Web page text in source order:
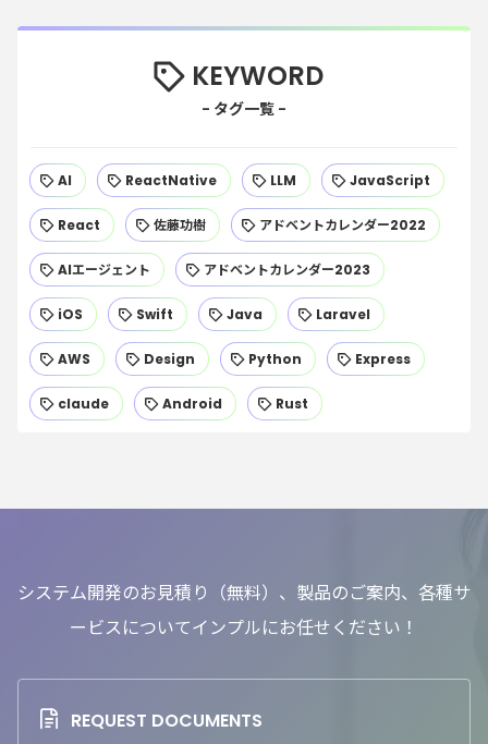
KEYWORD
AI ReactNative LLM JavaScript
React 佐藤功樹 アドベントカレンダー2022
AIエージェント アドベントカレンダー2023
iOS Swift Java Laravel
AWS Design Python Express
claude Android Rust
システム開発のお見積り（無料）、製品のご案内、各種サ
ービスについてインプルにお任せください！